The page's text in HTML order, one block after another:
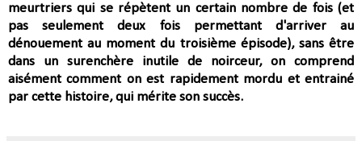
meurtriers qui se répètent un certain nombre de fois (et
pas seulement deux fois permettant d'arriver au
dénouement au moment du troisième épisode), sans être
dans un surenchère inutile de noirceur, on comprend
aisément comment on est rapidement mordu et entrainé
par cette histoire, qui mérite son succès.